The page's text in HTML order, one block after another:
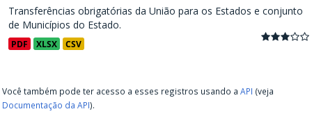
Transferências obrigatórias da União para os Estados e conjunto
de Municípios do Estado.
PDF XLSX CSV
Você também pode ter acesso a esses registros usando a API (veja
Documentação da API).